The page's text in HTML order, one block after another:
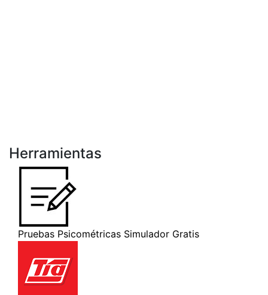
Herramientas